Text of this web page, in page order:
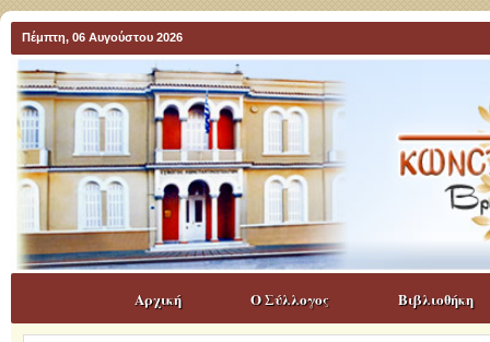
Πέμπτη, 06 Αυγούστου 2026
Αρχική Ο Σύλλογος Βιβλιοθήκη